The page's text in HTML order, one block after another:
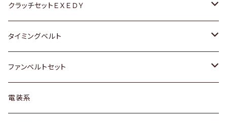
マツダ
三菱
スバル
日野
アストロ（シボレー）
クライスラー
日産
ダイハツ
マツダ
三菱
日産
ホンダ
マツダ
ホンダ
スズキ
ダイハツ
マツダ
クラッチセットＥＸＥＤＹ
ホンダ
スズキ
日産
タイミングベルト
トヨタ
スズキ
ファンベルトセット
トヨタ
電装系